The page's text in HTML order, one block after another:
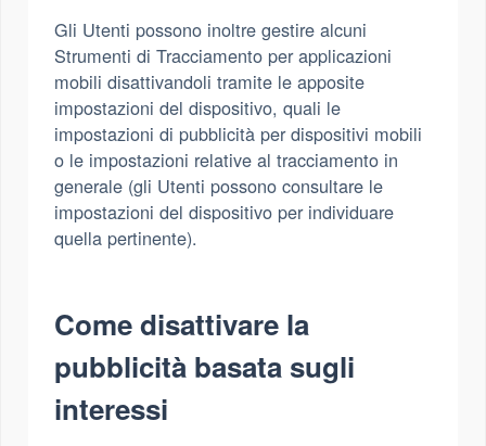
Gli Utenti possono inoltre gestire alcuni
Strumenti di Tracciamento per applicazioni
mobili disattivandoli tramite le apposite
impostazioni del dispositivo, quali le
impostazioni di pubblicità per dispositivi mobili
o le impostazioni relative al tracciamento in
generale (gli Utenti possono consultare le
impostazioni del dispositivo per individuare
quella pertinente).
Come disattivare la
pubblicità basata sugli
interessi